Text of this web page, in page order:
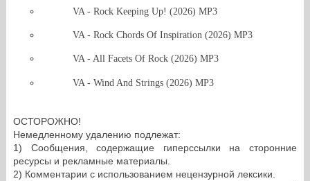
VA - Rock Keeping Up! (2026) MP3
VA - Rock Chords Of Inspiration (2026) MP3
VA - All Facets Of Rock (2026) MP3
VA - Wind And Strings (2026) MP3
ОСТОРОЖНО!
Немедленному удалению подлежат:
1) Сообщения, содержащие гиперссылки на сторонние
ресурсы и рекламные материалы.
2) Комментарии с использованием нецензурной лексики.